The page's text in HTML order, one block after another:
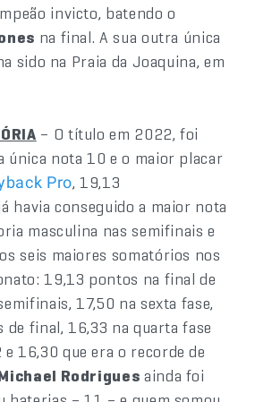
invicto, batendo o
na final. A sua outra única
sido na Praia da Joaquina, em
– O título em 2022, foi
única nota 10 e o maior placar
Pro, 19,13
havia conseguido a maior nota
masculina nas semifinais e
seis maiores somatórios nos
19,13 pontos na final de
17,50 na sexta fase,
de final, 16,33 na quarta fase
16,30 que era o recorde de
Rodrigues ainda foi